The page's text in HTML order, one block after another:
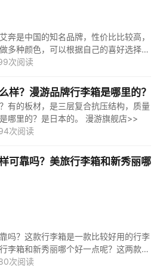
奔是中国的知名品牌，性价比比较高，
多种颜色，可以根据自己的喜好选择。
？艾奔双肩包是品牌，设计比较独特。
次阅读
样？漫游品牌行李箱是哪里的？
有的板材，是三层复合抗压结构，质量
还不错。漫游品牌行李箱是哪里的？是日本的。 漫游旗舰店>>
次阅读
可靠吗？美旅行李箱和新秀丽哪
吗？这款行李箱是一款比较好用的行李
李箱和新秀丽哪个好一点呢？这两款行
行李箱更好用一些。 1.美旅行李箱质量
次阅读